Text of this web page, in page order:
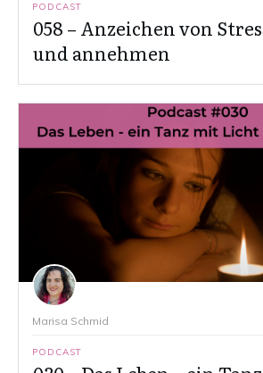
PODCAST
058 – Anzeichen von
und annehmen
Marisa Schmid
PODCAST